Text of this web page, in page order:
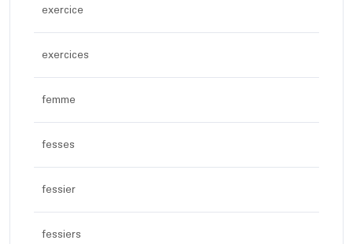
exercice
exercices
femme
fesses
fessier
fessiers